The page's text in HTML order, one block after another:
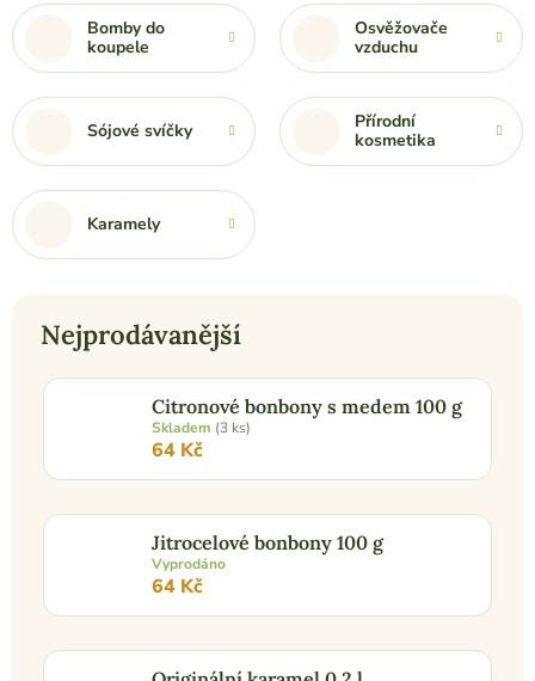
Bomby do
koupele
Osvěžovače
vzduchu
Sójové svíčky
Přírodní
kosmetika
Karamely
Nejprodávanější
Citronové bonbony s medem 100 g
Skladem (3 ks)
64 Kč
Jitrocelové bonbony 100 g
Vyprodáno
64 Kč